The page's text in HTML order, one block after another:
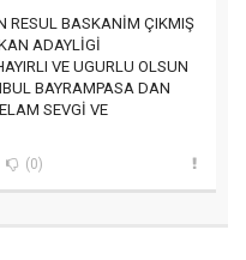
RESUL BASKANİM ÇIKMIŞ
ADAYLİGİ
VE UGURLU OLSUN
BAYRAMPASA DAN
SEVGİ VE
(0)